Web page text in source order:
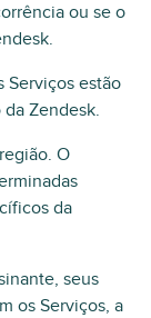
ou se o
Serviços estão
Zendesk.
O
da
seus
os Serviços, a